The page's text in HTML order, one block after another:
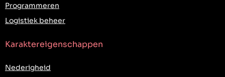
Programmeren
Logistiek beheer
Karaktereigenschappen
Nederigheid